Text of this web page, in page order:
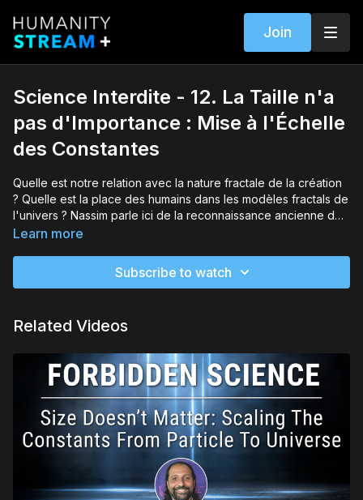
Join
Science Interdite - 12. La Taille n'a
pas d'Importance : Mise à l'Échelle
des Constantes
Quelle est notre relation avec la nature fractale de la création
? Quelle est la place des humains dans les modèles fractals de
l'univers ? Nassim parle ici de la reconnaissance ancienne de
l'échelonnement de ces modèles fractals et de la relation que
Learn more
Subscribe to watch
Related Videos